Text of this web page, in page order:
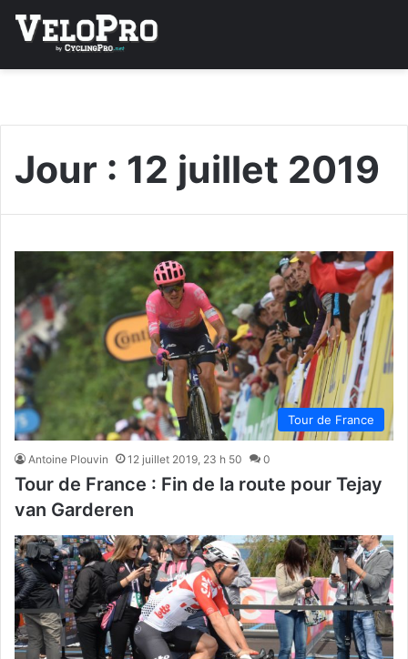
Jour : 12 juillet 2019
Tour de France
Antoine Plouvin 12 juillet 2019, 23 h 50 0
Tour de France : Fin de la route pour Tejay
van Garderen